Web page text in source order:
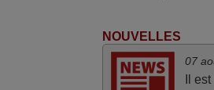
effectuée a
expédiée Je vous
et attend la
NOUVELLES
07
Il